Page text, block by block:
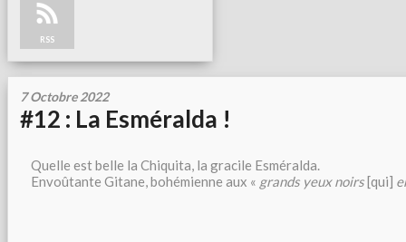
RSS
7 Octobre 2022
#12 : La Esméralda !
Quelle est belle la Chiquita, la gracile Esméralda.
Envoûtante Gitane, bohémienne aux « grands yeux noirs[qui]